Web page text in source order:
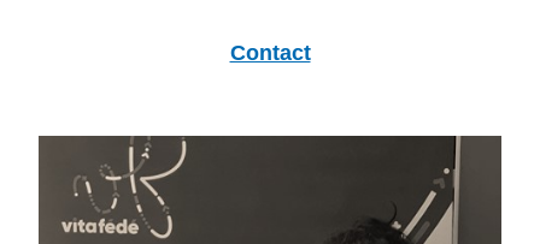
Contact